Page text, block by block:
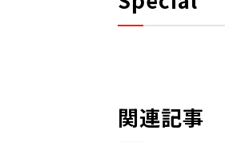
関連記事